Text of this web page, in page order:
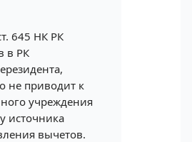
645 НК РК
в РК
не приводит к
учреждения
источника
вычетов.